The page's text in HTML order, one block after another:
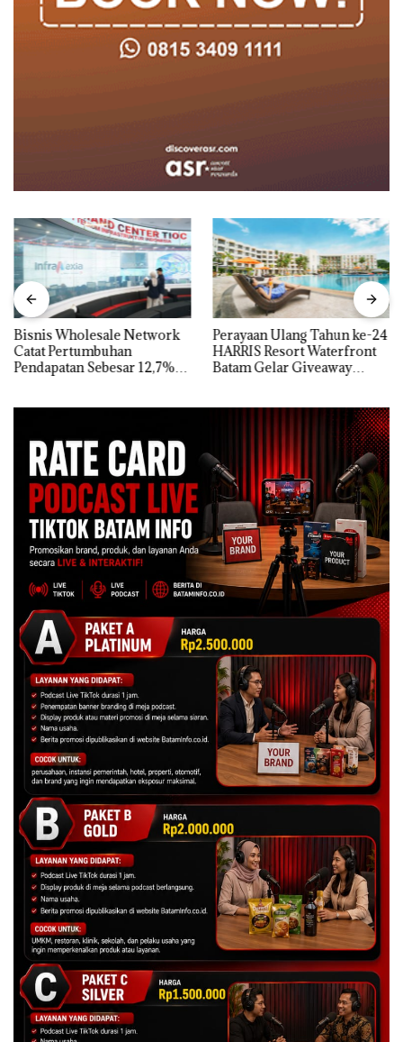
Bisnis Wholesale Network
Catat Pertumbuhan
Pendapatan Sebesar 12,7%
Perayaan Ulang Tahun ke-24
HARRIS Resort Waterfront
Batam Gelar Giveaway